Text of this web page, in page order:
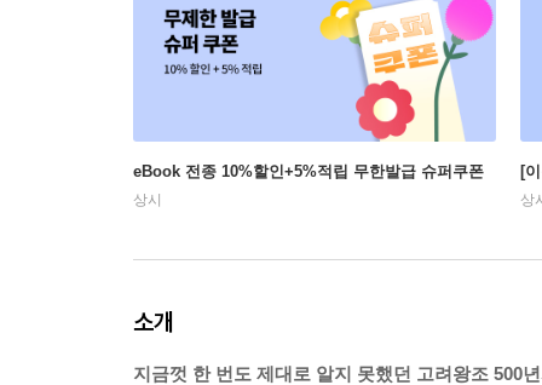
eBook 전종 10%할인+5%적립 무한발급 슈퍼쿠폰
상시
[
상
소개
지금껏 한 번도 제대로 알지 못했던 고려왕조 500